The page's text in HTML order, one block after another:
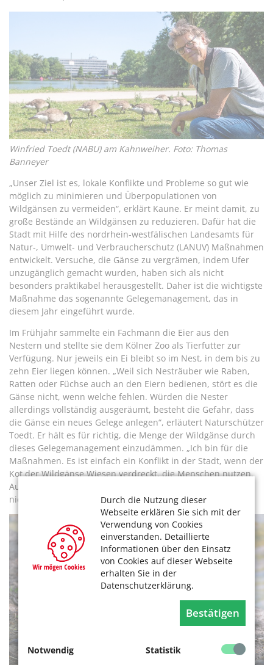
Durch die Nutzung dieser
Webseite erklären Sie sich mit der
Verwendung von Cookies
einverstanden. Detaillierte
Informationen über den Einsatz
von Cookies auf dieser Webseite
erhalten Sie in der
Datenschutzerklärung.
Bestätigen
Notwendig
Statistik
Winfried Toedt (NABU) am Kahnweiher. Foto: Thomas
Banneyer
„Unser Ziel ist es, lokale Konflikte und Probleme so gut wie
möglich zu minimieren und Überpopulationen von
Wildgänsen zu vermeiden“, erklärt Kaune. Er meint damit, zu
große Bestände an Wildgänsen zu reduzieren. Dafür hat die
Stadt mit Hilfe des nordrhein-westfälischen Landesamts für
Natur-, Umwelt- und Verbraucherschutz (LANUV) Maßnahmen
entwickelt. Versuche, die Gänse zu vergrämen, indem Ufer
unzugänglich gemacht wurden, haben sich als nicht
besonders praktikabel herausgestellt. Daher ist die wichtigste
Maßnahme das sogenannte Gelegemanagement, das in
diesem Jahr eingeführt wurde.
Im Frühjahr sammelte ein Fachmann die Eier aus den
Nestern und stellte sie dem Kölner Zoo als Tierfutter zur
Verfügung. Nur jeweils ein Ei bleibt so im Nest, in dem bis zu
zehn Eier liegen können. „Weil sich Nesträuber wie Raben,
Ratten oder Füchse auch an den Eiern bedienen, stört es die
Gänse nicht, wenn welche fehlen. Würden die Nester
allerdings vollständig ausgeräumt, besteht die Gefahr, dass
die Gänse ein neues Gelege anlegen“, erläutert Naturschützer
Toedt. Er hält es für richtig, die Menge der Wildgänse durch
dieses Gelegemanagement einzudämmen. „Ich bin für die
Maßnahmen. Es ist einfach ein Konflikt in der Stadt, wenn der
Kot der Wildgänse Wiesen verdreckt, die Menschen nutzen.
Auch besteht die Gefahr, dass heimische Tiere Gewässer
nicht mehr nutzen können“, sagt er.